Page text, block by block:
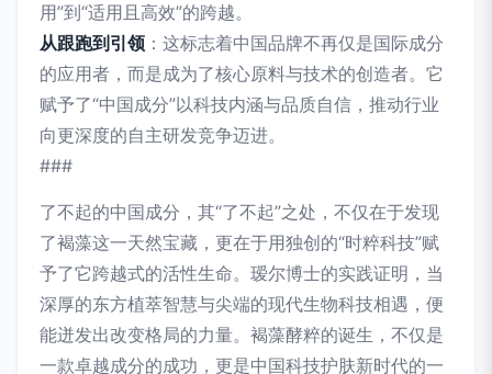
用”到“适用且高效”的跨越。
从跟跑到引领 ：这标志着中国品牌不再仅是国际成分
的应用者，而是成为了核心原料与技术的创造者。它
赋予了“中国成分”以科技内涵与品质自信，推动行业
向更深度的自主研发竞争迈进。
###
了不起的中国成分，其“了不起”之处，不仅在于发现
了褐藻这一天然宝藏，更在于用独创的“时粹科技”赋
予了它跨越式的活性生命。瑷尔博士的实践证明，当
深厚的东方植萃智慧与尖端的现代生物科技相遇，便
能迸发出改变格局的力量。褐藻酵粹的诞生，不仅是
一款卓越成分的成功，更是中国科技护肤新时代的一